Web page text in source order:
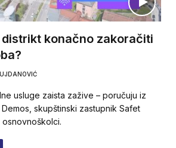
konačno zakoračiti
usluge zaista zažive – poručuju iz
skupštinski zastupnik Safet
osnovnoškolci.